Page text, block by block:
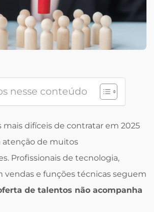
nesse conteúdo
mais difíceis de contratar em 2025
de muitos
Profissionais de tecnologia,
vendas e funções técnicas seguem
de talentos não acompanha